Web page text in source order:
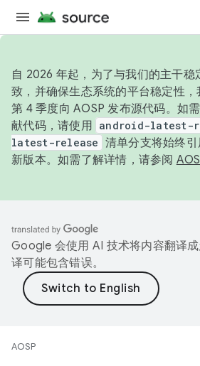
自 2026 年起，为了与我们的主干稳
致，并确保生态系统的平台稳定性
第 4 季度向 AOSP 发布源代码。如
献代码，请使用 android-latest-
latest-release 清单分支将始终
新版本。如需了解详情，请参阅
Google 会使用 AI 技术将内容翻译
译可能包含错误。
AOSP